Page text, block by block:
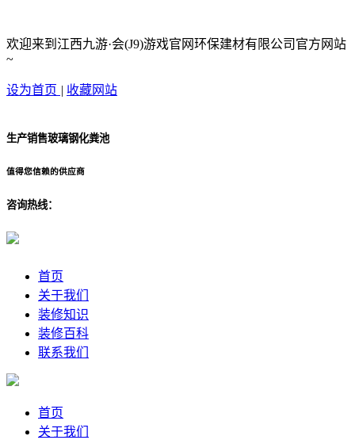
欢迎来到江西九游·会(J9)游戏官网环保建材有限公司官方网站
~
设为首页 | 收藏网站
生产销售玻璃钢化粪池
值得您信赖的供应商
咨询热线：
首页
关于我们
装修知识
装修百科
联系我们
首页
关于我们